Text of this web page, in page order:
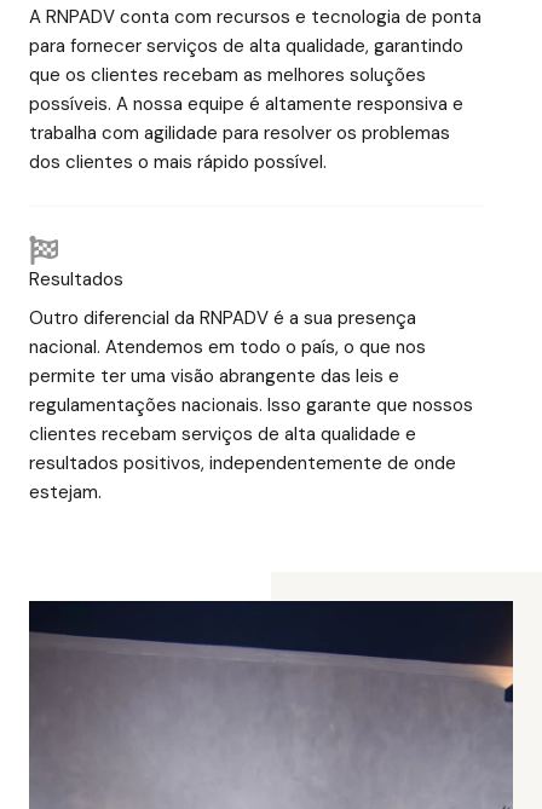
A RNPADV conta com recursos e tecnologia de ponta
para fornecer serviços de alta qualidade, garantindo
que os clientes recebam as melhores soluções
possíveis. A nossa equipe é altamente responsiva e
trabalha com agilidade para resolver os problemas
dos clientes o mais rápido possível.
Resultados
Outro diferencial da RNPADV é a sua presença
nacional. Atendemos em todo o país, o que nos
permite ter uma visão abrangente das leis e
regulamentações nacionais. Isso garante que nossos
clientes recebam serviços de alta qualidade e
resultados positivos, independentemente de onde
estejam.